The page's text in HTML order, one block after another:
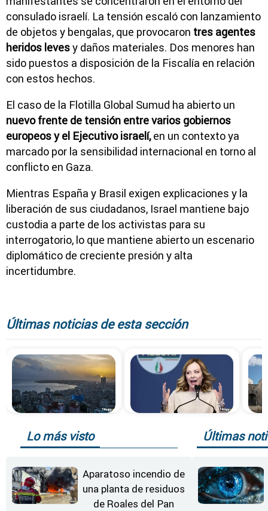
consulado israelí. La tensión escaló con lanzamiento
de objetos y bengalas, que provocaron tres agentes
heridos levesy daños materiales. Dos menores han
sido puestos a disposición de la Fiscalía en relación
con estos hechos.
El caso de la Flotilla Global Sumud ha abierto un
nuevo frente de tensión entre varios gobiernos
europeos y el Ejecutivo israelí,en un contexto ya
marcado por la sensibilidad internacional en torno al
conflicto en Gaza.
Mientras España y Brasil exigen explicaciones y la
liberación de sus ciudadanos, Israel mantiene bajo
custodia a parte de los activistas para su
interrogatorio, lo que mantiene abierto un escenario
diplomático de creciente presión y alta
incertidumbre.
Últimas noticias de esta sección
Lo más visto
Aparatoso incendio de
una planta de residuos
de Roales del Pan
Últimas